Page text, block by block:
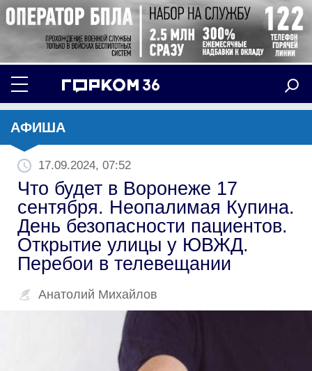
АФИША
17.09.2024, 07:52
Что будет в Воронеже 17
сентября. Неопалимая Купина.
День безопасности пациентов.
Открытие улицы у ЮВЖД.
Перебои в телевещании
Анатолий Михайлов